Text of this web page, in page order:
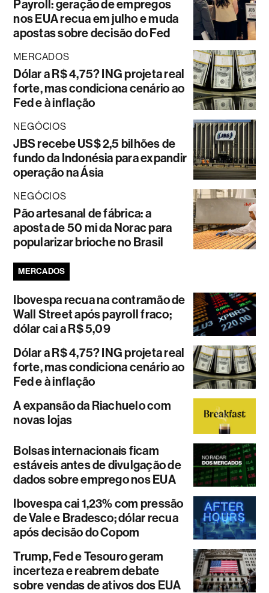
Payroll: geração de empregos
nos EUA recua em julho e muda
apostas sobre decisão do Fed
MERCADOS
Dólar a R$ 4,75? ING projeta real
forte, mas condiciona cenário ao
Fed e à inflação
NEGÓCIOS
JBS recebe US$ 2,5 bilhões de
fundo da Indonésia para expandir
operação na Ásia
NEGÓCIOS
Pão artesanal de fábrica: a
aposta de 50 mi da Norac para
popularizar brioche no Brasil
MERCADOS
Ibovespa recua na contramão de
Wall Street após payroll fraco;
dólar cai a R$ 5,09
Dólar a R$ 4,75? ING projeta real
forte, mas condiciona cenário ao
Fed e à inflação
A expansão da Riachuelo com
novas lojas
Bolsas internacionais ficam
estáveis antes de divulgação de
dados sobre emprego nos EUA
Ibovespa cai 1,23% com pressão
de Vale e Bradesco; dólar recua
após decisão do Copom
Trump, Fed e Tesouro geram
incerteza e reabrem debate
sobre vendas de ativos dos EUA